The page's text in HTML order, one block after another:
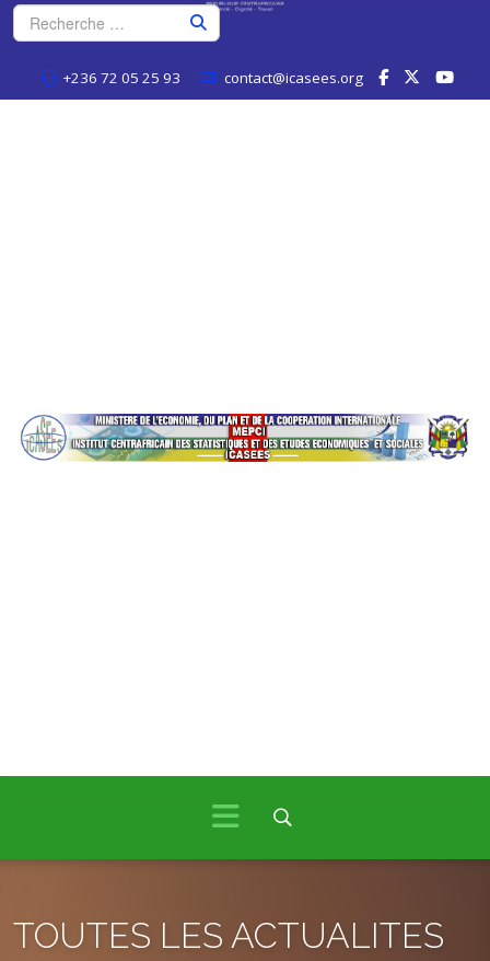
+236 72 05 25 93 contact@icasees.org
TOUTES LES ACTUALITES